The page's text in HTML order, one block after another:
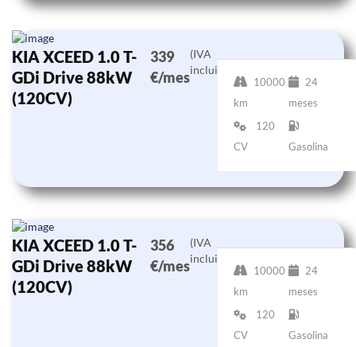
KIA XCEED 1.0 T-
GDi Drive 88kW
(120CV)
339
€/mes
(IVA
incluido)
10000
km
24
meses
120
CV
Gasolina
KIA XCEED 1.0 T-
GDi Drive 88kW
(120CV)
356
€/mes
(IVA
incluido)
10000
km
24
meses
120
CV
Gasolina